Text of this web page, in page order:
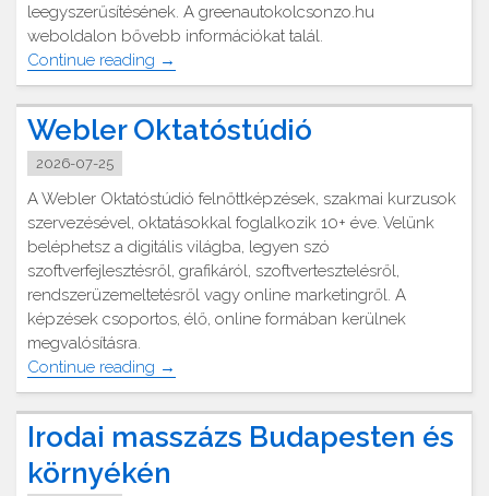
leegyszerűsítésének. A greenautokolcsonzo.hu
weboldalon bővebb információkat talál.
Continue reading "Citroen
kisáruszállító
bérlés"
→
Webler Oktatóstúdió
2026-07-25
A Webler Oktatóstúdió felnőttképzések, szakmai kurzusok
szervezésével, oktatásokkal foglalkozik 10+ éve. Velünk
beléphetsz a digitális világba, legyen szó
szoftverfejlesztésről, grafikáról, szoftvertesztelésről,
rendszerüzemeltetésről vagy online marketingről. A
képzések csoportos, élő, online formában kerülnek
megvalósításra.
Continue reading "Webler
Oktatóstúdió"
→
Irodai masszázs Budapesten és
környékén